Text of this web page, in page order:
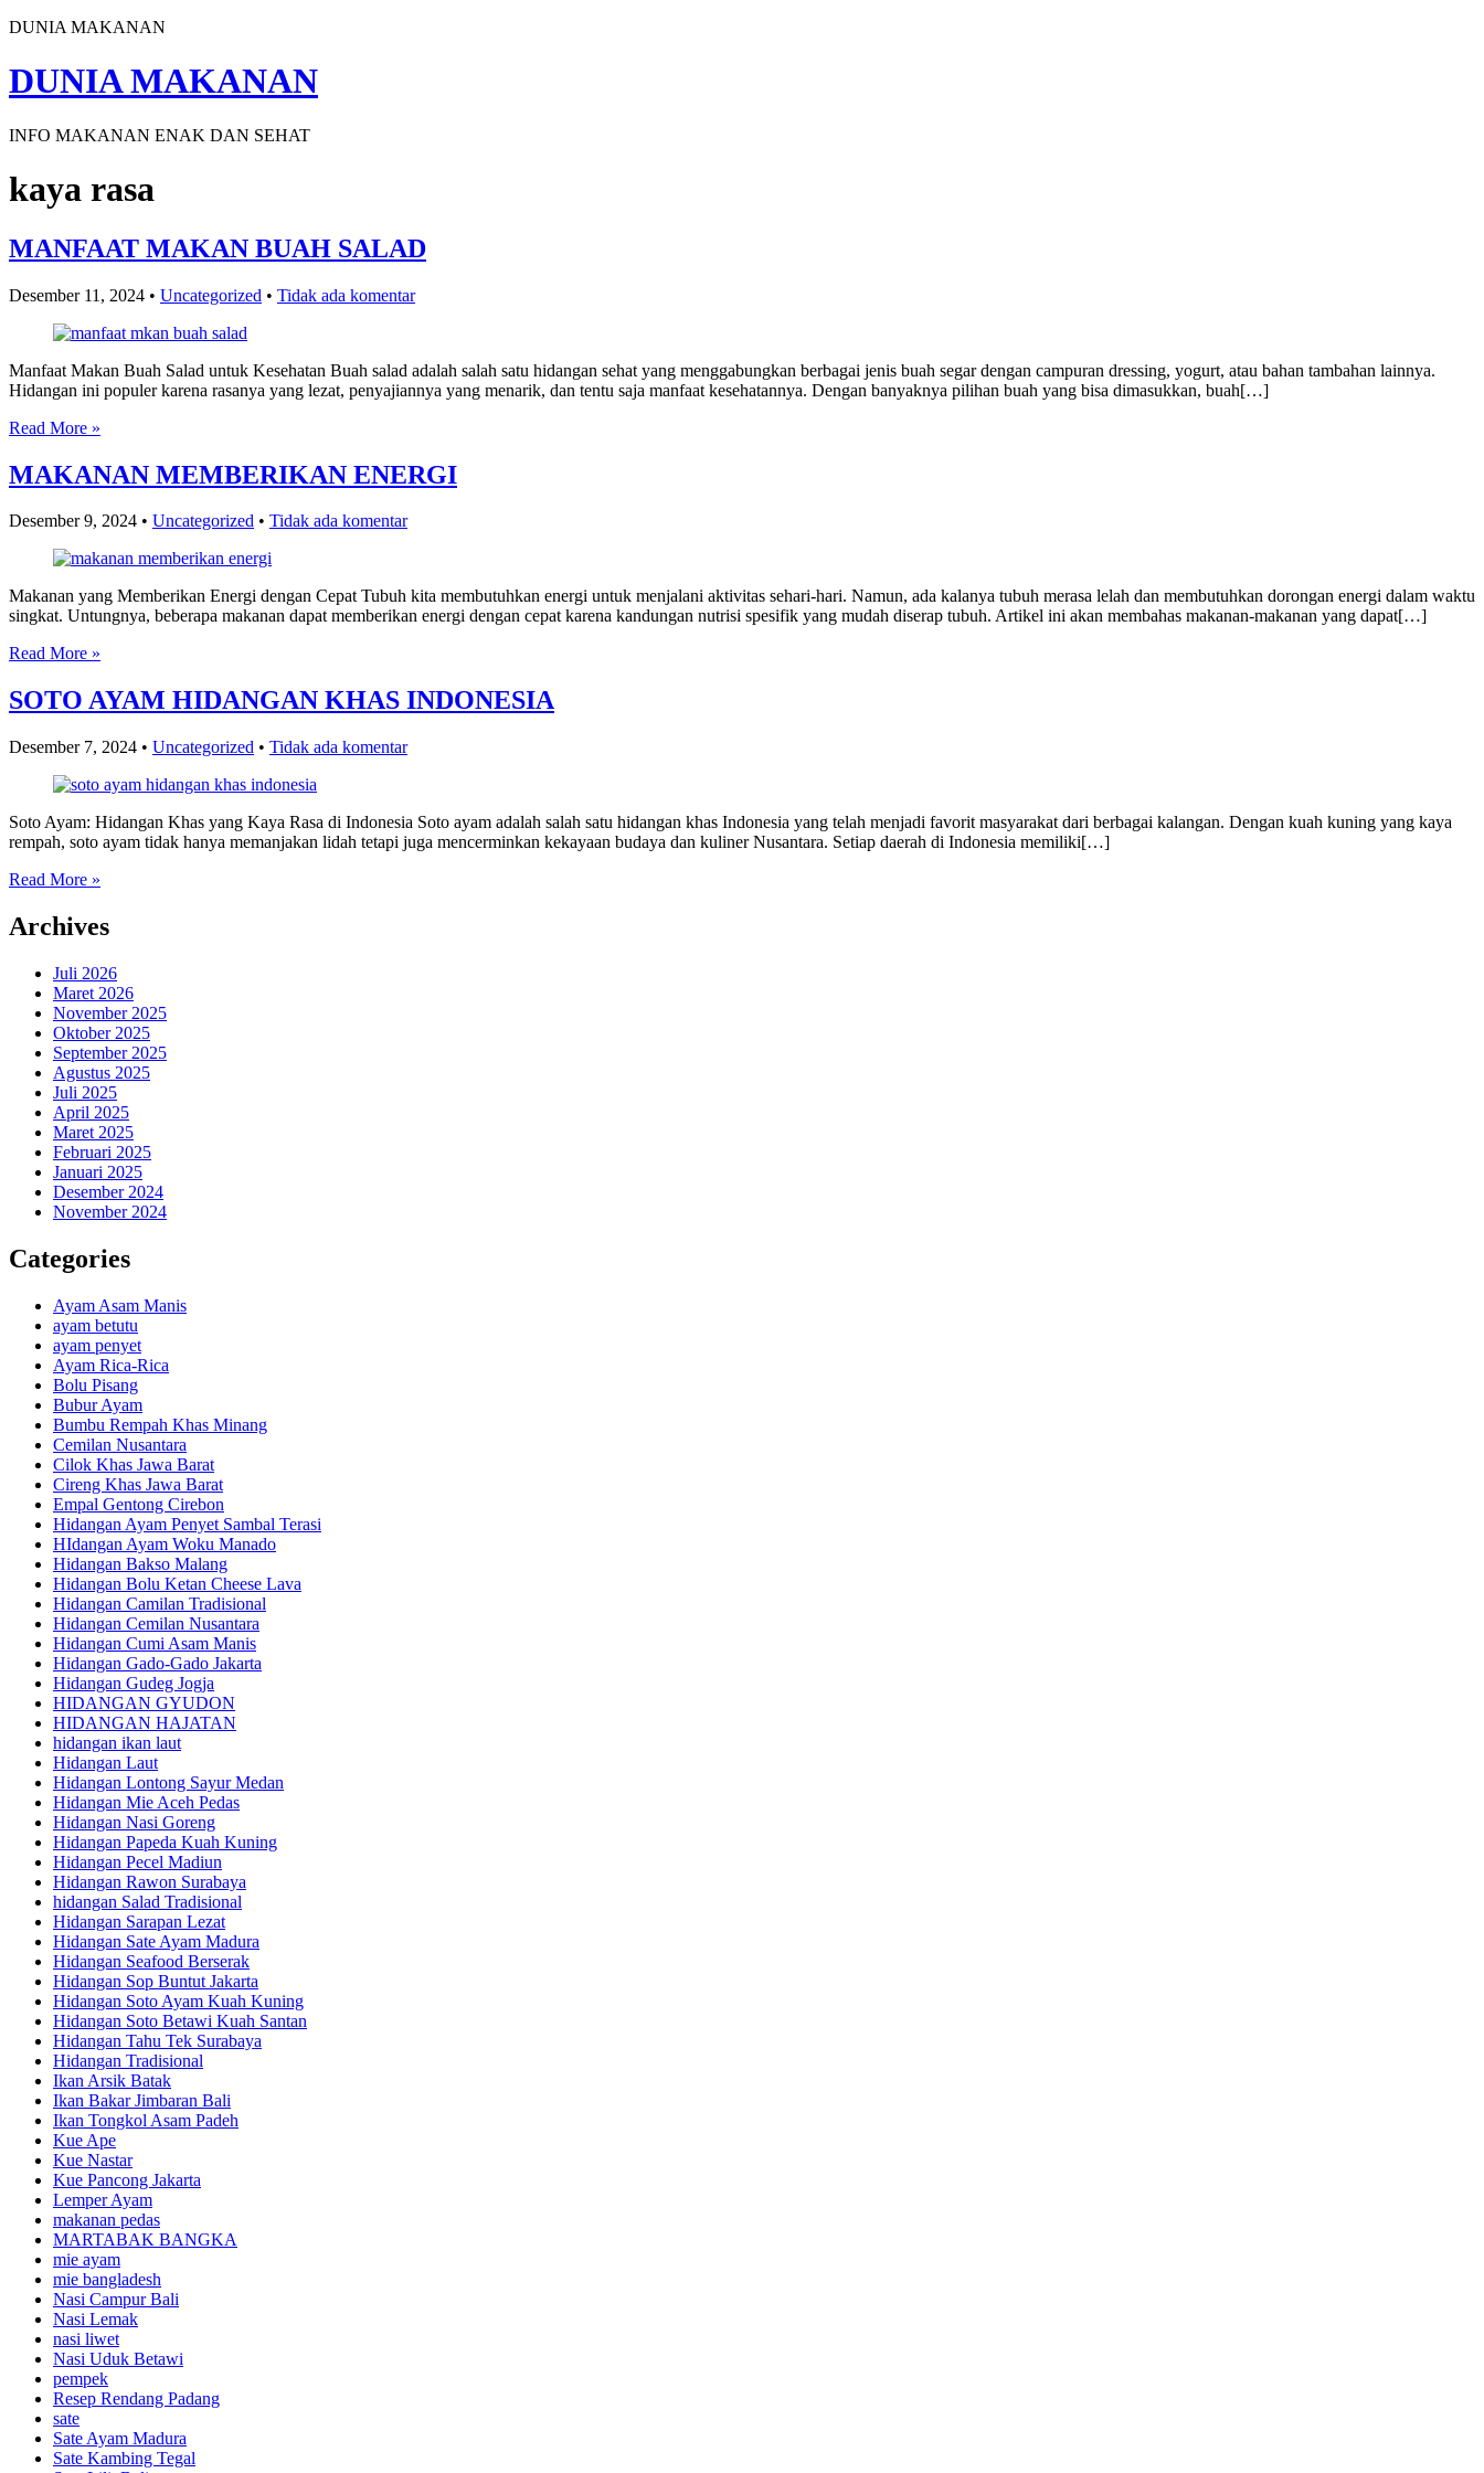
DUNIA MAKANAN
DUNIA MAKANAN
INFO MAKANAN ENAK DAN SEHAT
kaya rasa
MANFAAT MAKAN BUAH SALAD
Desember 11, 2024 • Uncategorized • Tidak ada komentar
Manfaat Makan Buah Salad untuk Kesehatan Buah salad adalah salah satu hidangan sehat yang menggabungkan berbagai jenis buah segar dengan campuran dressing, yogurt, atau bahan tambahan lainnya.
Hidangan ini populer karena rasanya yang lezat, penyajiannya yang menarik, dan tentu saja manfaat kesehatannya. Dengan banyaknya pilihan buah yang bisa dimasukkan, buah[…]
Read More »
MAKANAN MEMBERIKAN ENERGI
Desember 9, 2024 • Uncategorized • Tidak ada komentar
Makanan yang Memberikan Energi dengan Cepat Tubuh kita membutuhkan energi untuk menjalani aktivitas sehari-hari. Namun, ada kalanya tubuh merasa lelah dan membutuhkan dorongan energi dalam waktu
singkat. Untungnya, beberapa makanan dapat memberikan energi dengan cepat karena kandungan nutrisi spesifik yang mudah diserap tubuh. Artikel ini akan membahas makanan-makanan yang dapat[…]
Read More »
SOTO AYAM HIDANGAN KHAS INDONESIA
Desember 7, 2024 • Uncategorized • Tidak ada komentar
Soto Ayam: Hidangan Khas yang Kaya Rasa di Indonesia Soto ayam adalah salah satu hidangan khas Indonesia yang telah menjadi favorit masyarakat dari berbagai kalangan. Dengan kuah kuning yang kaya
rempah, soto ayam tidak hanya memanjakan lidah tetapi juga mencerminkan kekayaan budaya dan kuliner Nusantara. Setiap daerah di Indonesia memiliki[…]
Read More »
Archives
Juli 2026
Maret 2026
November 2025
Oktober 2025
September 2025
Agustus 2025
Juli 2025
April 2025
Maret 2025
Februari 2025
Januari 2025
Desember 2024
November 2024
Categories
Ayam Asam Manis
ayam betutu
ayam penyet
Ayam Rica-Rica
Bolu Pisang
Bubur Ayam
Bumbu Rempah Khas Minang
Cemilan Nusantara
Cilok Khas Jawa Barat
Cireng Khas Jawa Barat
Empal Gentong Cirebon
Hidangan Ayam Penyet Sambal Terasi
HIdangan Ayam Woku Manado
Hidangan Bakso Malang
Hidangan Bolu Ketan Cheese Lava
Hidangan Camilan Tradisional
Hidangan Cemilan Nusantara
Hidangan Cumi Asam Manis
Hidangan Gado-Gado Jakarta
Hidangan Gudeg Jogja
HIDANGAN GYUDON
HIDANGAN HAJATAN
hidangan ikan laut
Hidangan Laut
Hidangan Lontong Sayur Medan
Hidangan Mie Aceh Pedas
Hidangan Nasi Goreng
Hidangan Papeda Kuah Kuning
Hidangan Pecel Madiun
Hidangan Rawon Surabaya
hidangan Salad Tradisional
Hidangan Sarapan Lezat
Hidangan Sate Ayam Madura
Hidangan Seafood Berserak
Hidangan Sop Buntut Jakarta
Hidangan Soto Ayam Kuah Kuning
Hidangan Soto Betawi Kuah Santan
Hidangan Tahu Tek Surabaya
Hidangan Tradisional
Ikan Arsik Batak
Ikan Bakar Jimbaran Bali
Ikan Tongkol Asam Padeh
Kue Ape
Kue Nastar
Kue Pancong Jakarta
Lemper Ayam
makanan pedas
MARTABAK BANGKA
mie ayam
mie bangladesh
Nasi Campur Bali
Nasi Lemak
nasi liwet
Nasi Uduk Betawi
pempek
Resep Rendang Padang
sate
Sate Ayam Madura
Sate Kambing Tegal